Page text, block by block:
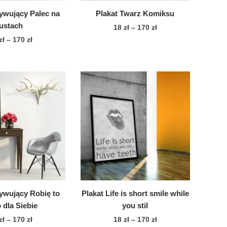
produktu
produktu
Palec na
ustach
– 170złZakres
do
170 zł
produkt
ma
wariantów.
Opcje
można
wybrać
na
stronie
Plakat Twarz Komiksu
18 zł – 170 złZakres
do
ma
wiele
wariantów.
Opcje
można
wybrać
na
stronie
produktu
Robię to
dla Siebie
– 170złZakres
Plakat Life is short smile while
you stil
18 zł – 170 złZakres